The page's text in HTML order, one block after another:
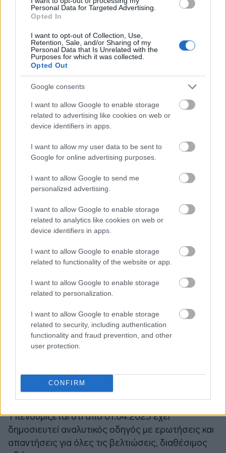
Personal Data for Targeted Advertising.
Opted In
I want to opt-out of Collection, Use,
Retention, Sale, and/or Sharing of my
Personal Data that Is Unrelated with the
Purposes for which it was collected.
Opted Out
Google consents
I want to allow Google to enable storage
related to advertising like cookies on web or
device identifiers in apps.
I want to allow my user data to be sent to
Google for online advertising purposes.
I want to allow Google to send me
personalized advertising.
I want to allow Google to enable storage
related to analytics like cookies on web or
device identifiers in apps.
I want to allow Google to enable storage
related to functionality of the website or app.
I want to allow Google to enable storage
related to personalization.
I want to allow Google to enable storage
related to security, including authentication
functionality and fraud prevention, and other
user protection.
CONFIRM
Γίνεται επέκταση προθεσμιών, ώστε να μπορεί
ο ευάλωτος οφειλέτης να ενταχθεί στο
ενδιάμεσο πρόγραμμα. Μέχρι σήμερα,
προκειμένου να συμβεί αυτό, ο οφειλέτης όφειλε
να κάνει αίτηση εντός 60 ημερών πριν από την
κατάσχεση, με αποτέλεσμα πολλοί να χάνουν τις
έχει τη δυνατότητα υποβολής αίτησης
τουλάχιστον 20 μέρες πριν από τον
πλειστηριασμό. Το ενδιάμεσο πρόγραμμα
επεκτείνεται για επιπλέον έξι μήνες έτσι ώστε να
ολοκληρωθούν οι απαιτούμενες ενέργειες για τη
σύσταση και λειτουργία του Φορέα Απόκτησης
και Επαναμίσθωσης.
πλατφόρμαςχρησιμοποιώντας τους κωδικούς
πρόσβασης στο Taxisnet.
Υπενθυμίζεται ότι από 01.04.2025 έχει
δημοσιευτεί αναλυτικός οδηγός με ερωτήσεις και
απαντήσεις για όλες τις βελτιώσεις, διαθέσιμος